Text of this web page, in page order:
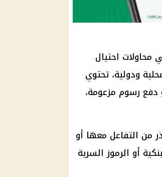
محاولات احتيال
ودولية، تحتوي
دفع رسوم مزعومة،
من التفاعل معها أو
أو الرموز السرية